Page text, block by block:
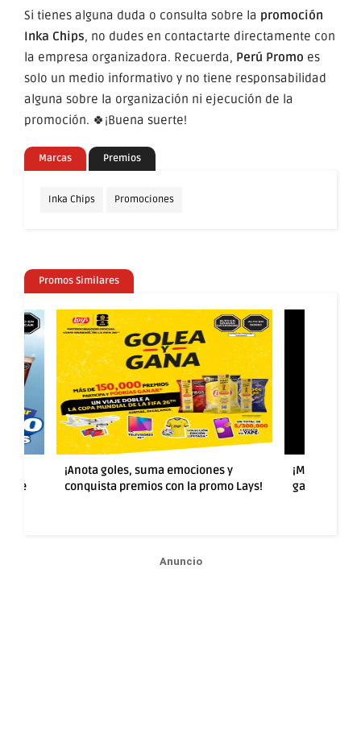
Si tienes alguna duda o consulta sobre la promoción
Inka Chips, no dudes en contactarte directamente con
la empresa organizadora. Recuerda, Perú Promo es
solo un medio informativo y no tiene responsabilidad
alguna sobre la organización ni ejecución de la
promoción. 🍀¡Buena suerte!
Marcas Premios
Inka Chips Promociones
Promos Similares
de
¡Anota goles, suma emociones y
conquista premios con la promo Lays!
¡Más sabor
ganar con la
Anuncio